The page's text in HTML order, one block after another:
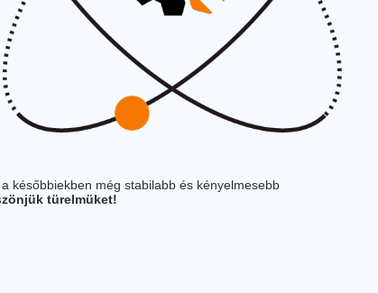
későbbiekben még stabilabb és kényelmesebb
türelmüket!